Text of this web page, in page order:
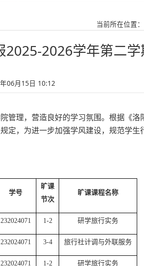
当前所在位置
2026学年第二学
06月15日 10:12
管理，营造良好的学习氛围。根据《洛
定，为进一步加强学风建设，规范学生
学号
旷课
节次
旷课课程名称
232024071 1-2 研学旅行实务
232024071 3-4 旅行社计调与外联服务
232024071 1-2 研学旅行实务